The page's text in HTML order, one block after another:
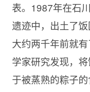
表。1987年在石
遗迹中，出土了
大约两千年前就
学家研究发现，
于被蒸熟的粽子的